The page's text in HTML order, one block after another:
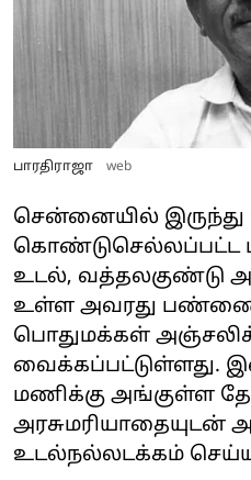
பாரதிராஜா web
சென்னையில்
கொண்டுசெல்லப்பட்ட
உடல், வத்தலகுண்டு
உள்ள அவரது பண்ணை
பொதுமக்கள்
வைக்கப்பட்டுள்ளது.
மணிக்கு அங்குள்ள
அரசுமரியாதையுடன்
உடல்நல்லடக்கம்